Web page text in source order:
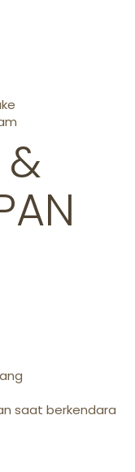
&
saat berkendara